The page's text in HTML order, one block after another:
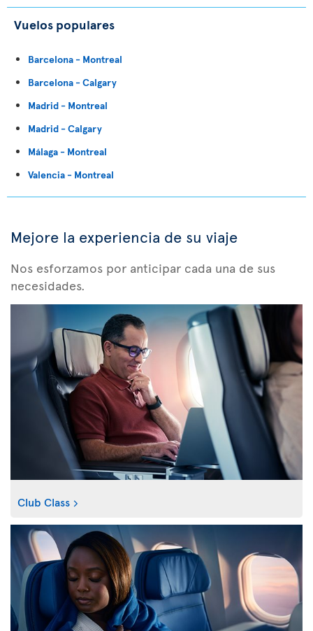
Vuelos populares
Barcelona - Montreal
Barcelona - Calgary
Madrid - Montreal
Madrid - Calgary
Málaga - Montreal
Valencia - Montreal
Mejore la experiencia de su viaje
Nos esforzamos por anticipar cada una de sus
necesidades.
Club Class